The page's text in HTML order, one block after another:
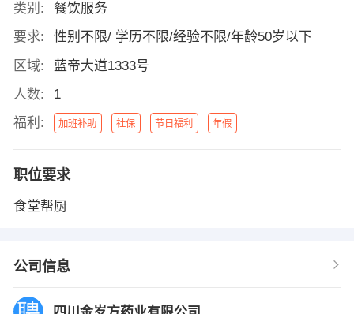
类别:
餐饮服务
要求:
性别不限/ 学历不限/经验不限/年龄50岁以下
区域:
蓝帝大道1333号
人数:
1
福利:
加班补助 社保 节日福利 年假
职位要求
食堂帮厨
公司信息